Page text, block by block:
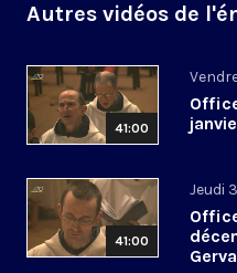
Autres vidéos de
41:00
41:00
Jeudi